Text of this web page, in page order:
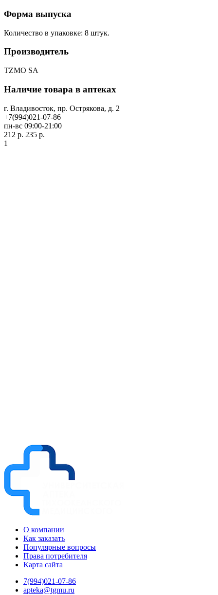
Форма выпуска
Количество в упаковке: 8 штук.
Производитель
TZMO SA
Наличие товара в аптеках
г. Владивосток, пр. Острякова, д. 2
+7(994)021-07-86
пн-вс 09:00-21:00
212 р. 235 р.
1
О компании
Как заказать
Популярные вопросы
Права потребителя
Карта сайта
7(994)021-07-86
apteka@tgmu.ru